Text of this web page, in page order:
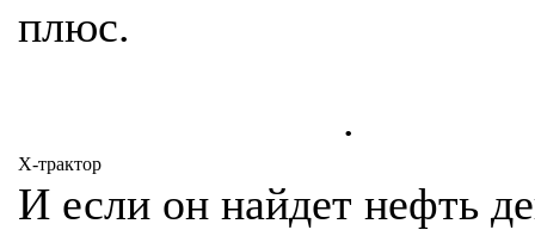
плюс.
.
Х-трактор
И если он найдет нефть